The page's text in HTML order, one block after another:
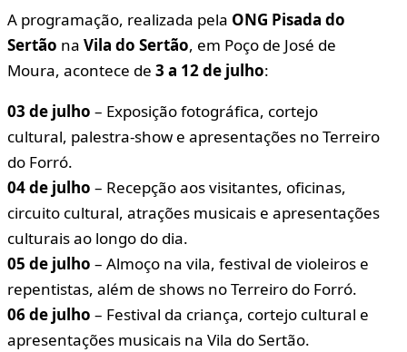
A programação, realizada pela ONG Pisada do
Sertão na Vila do Sertão, em Poço de José de
Moura, acontece de 3 a 12 de julho:
03 de julho – Exposição fotográfica, cortejo
cultural, palestra-show e apresentações no Terreiro
do Forró.
04 de julho – Recepção aos visitantes, oficinas,
circuito cultural, atrações musicais e apresentações
culturais ao longo do dia.
05 de julho – Almoço na vila, festival de violeiros e
repentistas, além de shows no Terreiro do Forró.
06 de julho – Festival da criança, cortejo cultural e
apresentações musicais na Vila do Sertão.